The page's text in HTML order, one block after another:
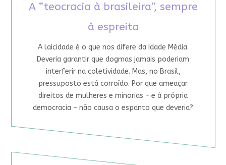
A “teocracia à brasileira”, sempre
à espreita
A laicidade é o que nos difere da Idade Média.
Deveria garantir que dogmas jamais poderiam
interferir na coletividade. Mas, no Brasil,
pressuposto está corroído. Por que ameaçar
direitos de mulheres e minorias – e à própria
democracia – não causa o espanto que deveria?